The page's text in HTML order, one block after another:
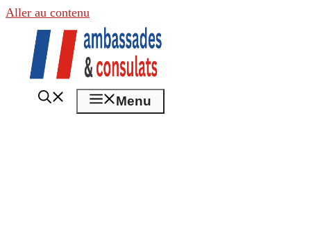
Aller au contenu
Menu